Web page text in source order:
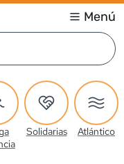
Menú
Solidarias Atlántico